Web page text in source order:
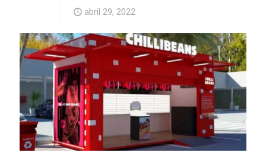
abril 29, 2022